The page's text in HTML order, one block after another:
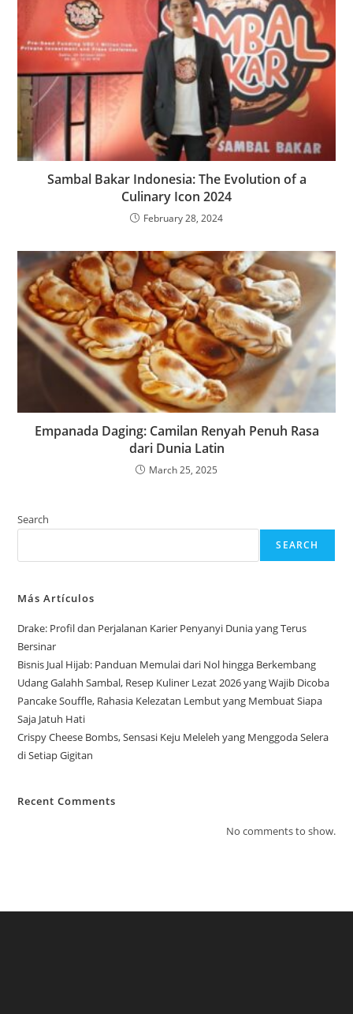
Sambal Bakar Indonesia: The Evolution of a
Culinary Icon 2024
February 28, 2024
Empanada Daging: Camilan Renyah Penuh Rasa
dari Dunia Latin
March 25, 2025
Search
SEARCH
Más Artículos
Drake: Profil dan Perjalanan Karier Penyanyi Dunia yang Terus
Bersinar
Bisnis Jual Hijab: Panduan Memulai dari Nol hingga Berkembang
Udang Galahh Sambal, Resep Kuliner Lezat 2026 yang Wajib Dicoba
Pancake Souffle, Rahasia Kelezatan Lembut yang Membuat Siapa
Saja Jatuh Hati
Crispy Cheese Bombs, Sensasi Keju Meleleh yang Menggoda Selera
di Setiap Gigitan
Recent Comments
No comments to show.